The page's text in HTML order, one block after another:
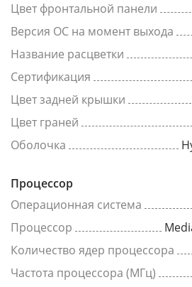
Цвет фронтальной панели
Версия ОС на момент выхода
Название расцветки
Сертификация
Цвет задней крышки
Цвет граней
Оболочка
Процессор
Операционная система
Процессор
Количество ядер процессора
Частота процессора (МГц)